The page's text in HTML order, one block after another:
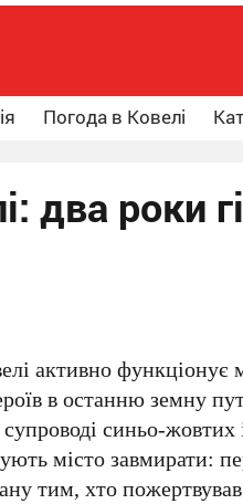
Погода в Ковелі
два роки
активно функціонує
в останню земну
синьо-жовтих
місто завмирати:
тим, хто